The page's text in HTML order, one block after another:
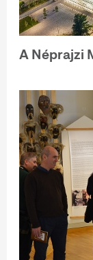
A Néprajzi